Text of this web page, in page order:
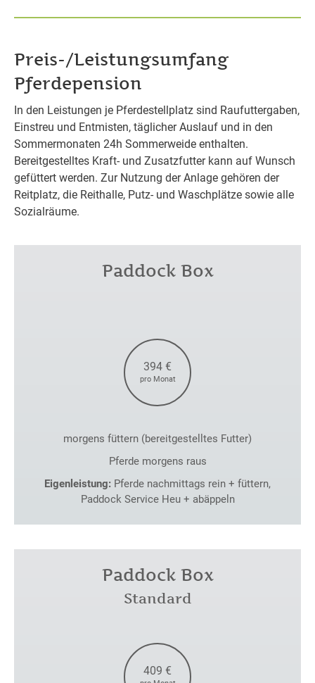
Preis-/Leistungsumfang
Pferdepension
In den Leistungen je Pferdestellplatz sind Raufuttergaben,
Einstreu und Entmisten, täglicher Auslauf und in den
Sommermonaten 24h Sommerweide enthalten.
Bereitgestelltes Kraft- und Zusatzfutter kann auf Wunsch
gefüttert werden. Zur Nutzung der Anlage gehören der
Reitplatz, die Reithalle, Putz- und Waschplätze sowie alle
Sozialräume.
Paddock Box
394 €
pro Monat
morgens füttern (bereitgestelltes Futter)
Pferde morgens raus
Eigenleistung: Pferde nachmittags rein + füttern,
Paddock Service Heu + abäppeln
Paddock Box
Standard
409 €